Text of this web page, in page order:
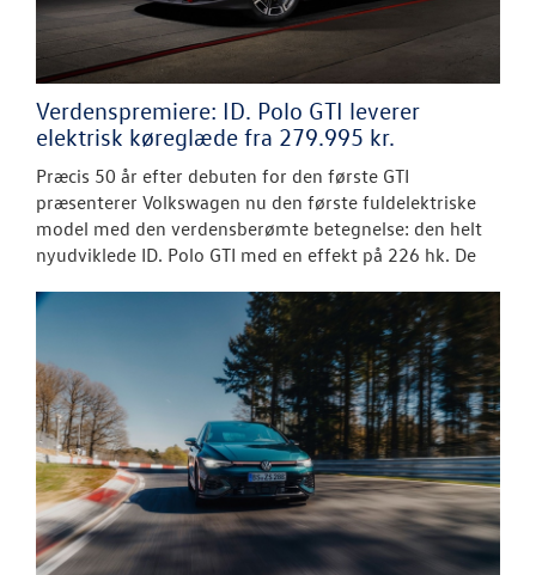
Verdenspremiere: ID. Polo GTI leverer
elektrisk køreglæde fra 279.995 kr.
Præcis 50 år efter debuten for den første GTI
præsenterer Volkswagen nu den første fuldelektriske
model med den verdensberømte betegnelse: den helt
nyudviklede ID. Polo GTI med en effekt på 226 hk. De